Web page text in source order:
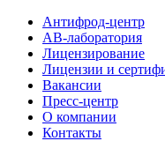
Антифрод-центр
АВ-лаборатория
Лицензирование
Лицензии и
Вакансии
Пресс-центр
О компании
Контакты